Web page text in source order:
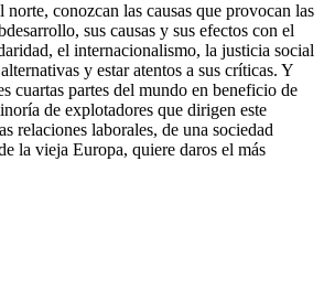
conozcan las causas que provocan las
sus causas y sus efectos con el
el internacionalismo, la justicia social
y estar atentos a sus críticas. Y
cuartas partes del mundo en beneficio de
de explotadores que dirigen este
relaciones laborales, de una sociedad
la vieja Europa, quiere daros el más